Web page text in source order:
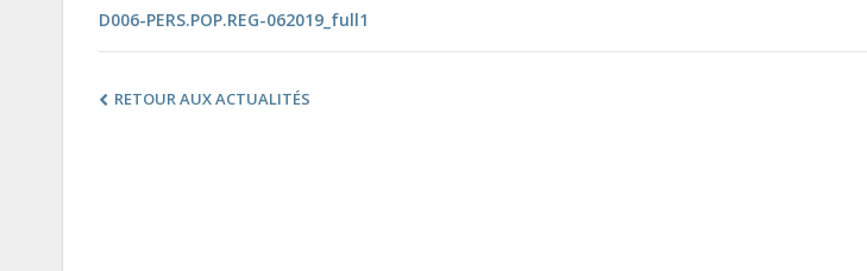
D006-PERS.POP.REG-062019_full1
RETOUR AUX ACTUALITÉS